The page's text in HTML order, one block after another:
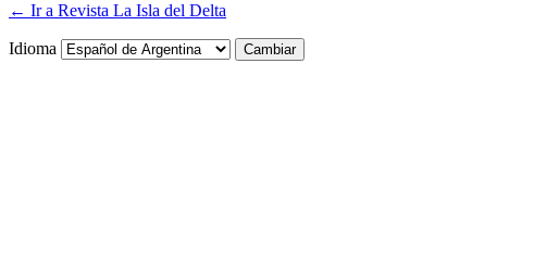
← Ir a Revista La Isla del Delta
Idioma